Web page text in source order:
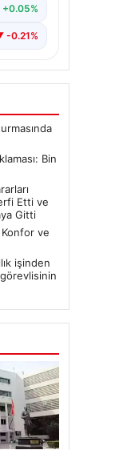
-0.21%
Bin
Etti ve
Gitti
Konfor ve
işinden